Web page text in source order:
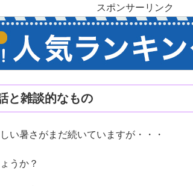
スポンサーリンク
と雑談的なもの
い暑さがまだ続いていますが・・・
うか？